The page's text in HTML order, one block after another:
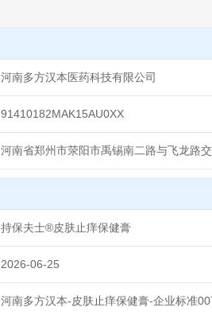
河南多方汉本医药科技有限公司
91410182MAK15AU0XX
河南省郑州市荥阳市禹锡南二路与飞龙路
持保夫士®皮肤止痒保健膏
2026-06-25
河南多方汉本-皮肤止痒保健膏-企业标准